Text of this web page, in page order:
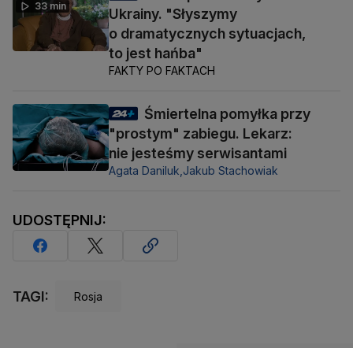
33 min
Ukrainy. "Słyszymy
o dramatycznych sytuacjach,
to jest hańba"
FAKTY PO FAKTACH
Śmiertelna pomyłka przy
"prostym" zabiegu. Lekarz:
nie jesteśmy serwisantami
Agata Daniluk, Jakub Stachowiak
UDOSTĘPNIJ:
TAGI: Rosja